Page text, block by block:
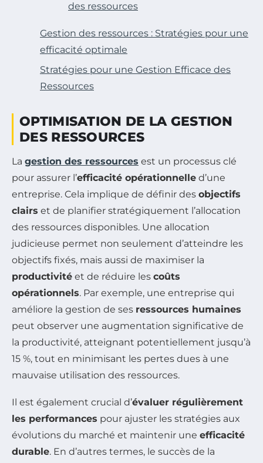
des ressources
Gestion des ressources : Stratégies pour une
efficacité optimale
Stratégies pour une Gestion Efficace des
Ressources
OPTIMISATION DE LA GESTION
DES RESSOURCES
La gestion des ressources est un processus clé
pour assurer l’efficacité opérationnelle d’une
entreprise. Cela implique de définir des objectifs
clairs et de planifier stratégiquement l’allocation
des ressources disponibles. Une allocation
judicieuse permet non seulement d’atteindre les
objectifs fixés, mais aussi de maximiser la
productivité et de réduire les coûts
opérationnels. Par exemple, une entreprise qui
améliore la gestion de ses ressources humaines
peut observer une augmentation significative de
la productivité, atteignant potentiellement jusqu’à
15 %, tout en minimisant les pertes dues à une
mauvaise utilisation des ressources.
Il est également crucial d’évaluer régulièrement
les performances pour ajuster les stratégies aux
évolutions du marché et maintenir une efficacité
durable. En d’autres termes, le succès de la